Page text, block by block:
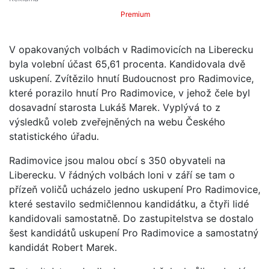
Premium
V opakovaných volbách v Radimovicích na Liberecku
byla volební účast 65,61 procenta. Kandidovala dvě
uskupení. Zvítězilo hnutí Budoucnost pro Radimovice,
které porazilo hnutí Pro Radimovice, v jehož čele byl
dosavadní starosta Lukáš Marek. Vyplývá to z
výsledků voleb zveřejněných na webu Českého
statistického úřadu.
Radimovice jsou malou obcí s 350 obyvateli na
Liberecku. V řádných volbách loni v září se tam o
přízeň voličů ucházelo jedno uskupení Pro Radimovice,
které sestavilo sedmičlennou kandidátku, a čtyři lidé
kandidovali samostatně. Do zastupitelstva se dostalo
šest kandidátů uskupení Pro Radimovice a samostatný
kandidát Robert Marek.